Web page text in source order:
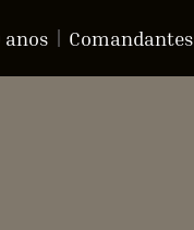
anos Comandantes